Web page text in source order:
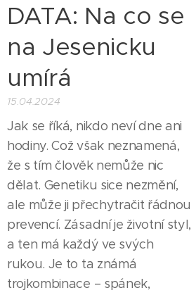
DATA: Na co se
na Jesenicku
umírá
15.04.2024
Jak se říká, nikdo neví dne ani
hodiny. Což však neznamená,
že s tím člověk nemůže nic
dělat. Genetiku sice nezmění,
ale může ji přechytračit řádnou
prevencí. Zásadní je životní styl,
a ten má každý ve svých
rukou. Je to ta známá
trojkombinace – spánek,